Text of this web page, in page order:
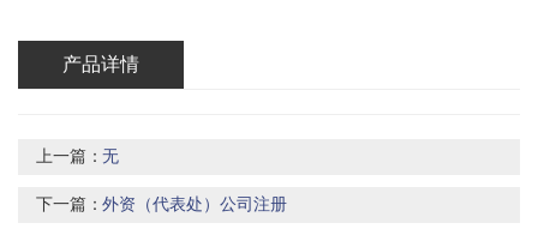
产品详情
上一篇：无
下一篇：外资（代表处）公司注册